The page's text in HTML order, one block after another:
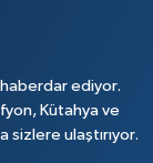
ediyor.
Kütahya ve
sizlere ulaştırıyor.